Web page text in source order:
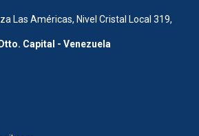
Las Américas, Nivel Cristal Local 319,
Capital - Venezuela